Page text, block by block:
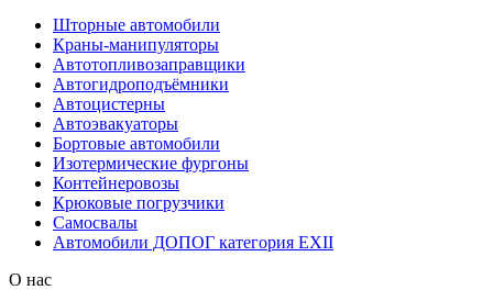
Шторные автомобили
Краны-манипуляторы
Автотопливозаправщики
Автогидроподъёмники
Автоцистерны
Автоэвакуаторы
Бортовые автомобили
Изотермические фургоны
Контейнеровозы
Крюковые погрузчики
Самосвалы
Автомобили ДОПОГ категория EXII
О нас